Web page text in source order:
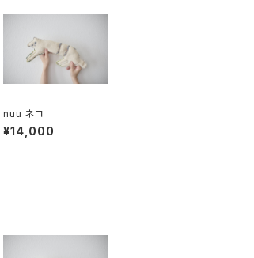
nuu ネコ
¥14,000